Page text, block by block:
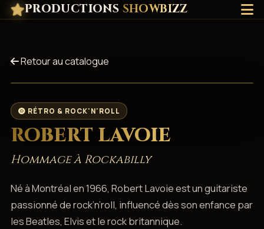
PRODUCTIONS SHOWBIZZ
Retour au catalogue
RÉTRO & ROCK'N'ROLL
ROBERT LAVOIE
Hommage à Rockabilly
Né à Montréal en 1966, Robert Lavoie est un guitariste
passionné de rock’n’roll, influencé dès son enfance par
les Beatles, Elvis et le rock britannique.